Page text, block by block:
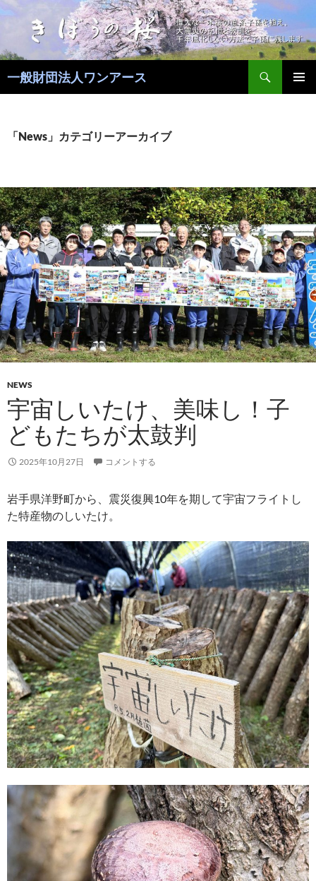
コ
ン
ツ
へ
一般財団法人ワンアース
「News」カテゴリーアーカイブ
NEWS
宇宙しいたけ、美味し！子
どもたちが太鼓判
2025年10月27日 コメントする
岩手県洋野町から、震災復興10年を期して宇宙フライトし
た特産物のしいたけ。